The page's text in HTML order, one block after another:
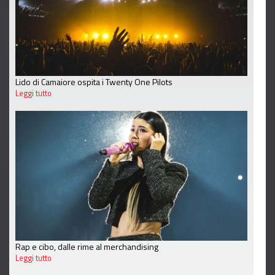
Lido di Camaiore ospita i Twenty One Pilots
Leggi tutto
Rap e cibo, dalle rime al merchandising
Leggi tutto